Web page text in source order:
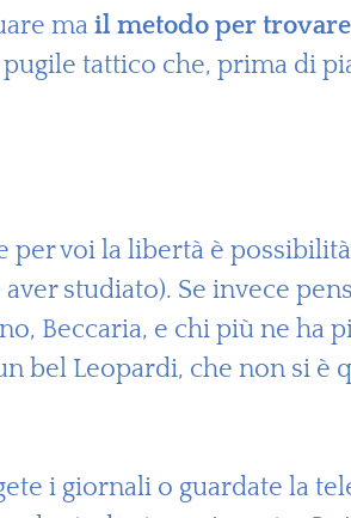
ma il metodo per
tattico che, prima di
per voi la libertà è
studiato). Se invece
Beccaria, e chi più ne ha
bel Leopardi, che non si è
i giornali o guardate la